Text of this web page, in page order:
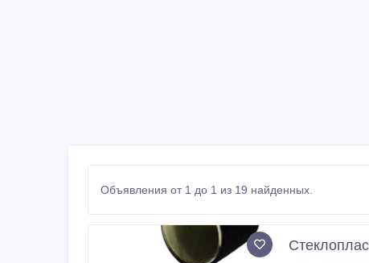
Объявления от 1 до 1 из 19 найденных.